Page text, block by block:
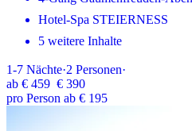
Hotel-Spa STEIERNESS
5 weitere Inhalte
1-7 Nächte·2 Personen·
ab € 459 € 390
pro Person ab € 195